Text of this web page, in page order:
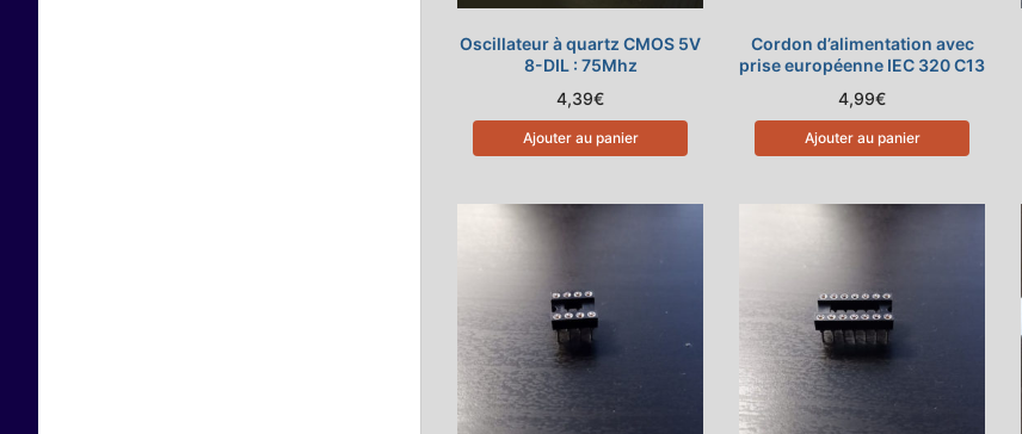
Oscillateur à quartz CMOS 5V
8-DIL : 75Mhz
4,39€
Ajouter au panier
Cordon d’alimentation avec
prise européenne IEC 320 C13
4,99€
Ajouter au panier